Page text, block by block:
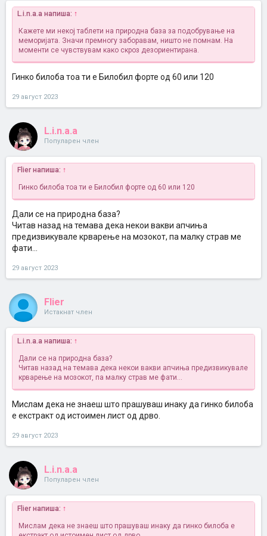
L.i.n.a.a напиша: ↑
Кажете ми некој таблети на природна база за подобрување на
меморијата. Значи премногу заборавам, ништо не помнам. На
моменти се чувствувам како скроз дезориентирана.
Гинко билоба тоа ти е Билобил форте од 60 или 120
29 август 2023
L.i.n.a.a
Популарен член
Flier напиша: ↑
Гинко билоба тоа ти е Билобил форте од 60 или 120
Дали се на природна база?
Читав назад на темава дека некои вакви апчиња
предизвикувале крварење на мозокот, па малку страв ме
фати...
29 август 2023
Flier
Истакнат член
L.i.n.a.a напиша: ↑
Дали се на природна база?
Читав назад на темава дека некои вакви апчиња предизвикувале
крварење на мозокот, па малку страв ме фати...
Мислам дека не знаеш што прашуваш инаку да гинко билоба
е екстракт од истоимен лист од дрво.
29 август 2023
L.i.n.a.a
Популарен член
Flier напиша: ↑
Мислам дека не знаеш што прашуваш инаку да гинко билоба е